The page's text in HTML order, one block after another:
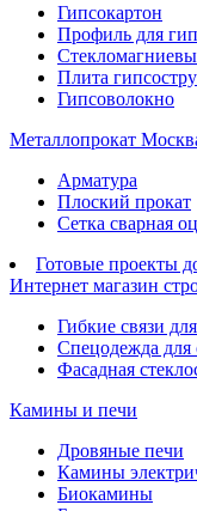
Гипсокартон
Профиль для
Плита
Гипсоволокно
Металлопрокат
Арматура
Плоский прокат
Сетка сварная
Готовые проекты
Интернет магазин
Гибкие связи
Спецодежда для
Фасадная
Камины и печи
Дровяные печи
Камины
Биокамины